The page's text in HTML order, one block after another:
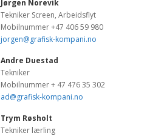
Jørgen Norevik
Tekniker Screen, Arbeidsflyt
Mobilnummer +47 406 59 980
jorgen@grafisk-kompani.no
Andre Duestad
Tekniker
Mobilnummer + 47 476 35 302
ad@grafisk-kompani.no
Trym Røsholt
Tekniker lærling